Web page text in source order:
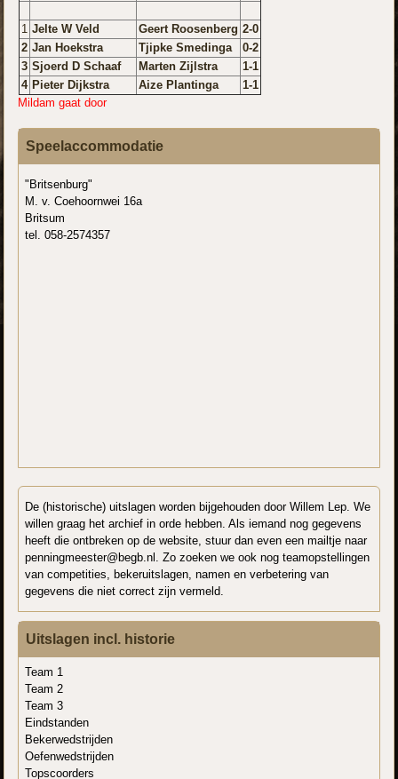
1 Jelte W Veld Geert Roosenberg 2-0
2 Jan Hoekstra Tjipke Smedinga
0-2
3 Sjoerd D Schaaf Marten Zijlstra
1-1
4 Pieter Dijkstra Aize Plantinga
1-1
Mildam gaat door
Speelaccommodatie
"Britsenburg"
M. v. Coehoornwei 16a
Britsum
tel. 058-2574357
De (historische) uitslagen worden bijgehouden door Willem Lep. We
willen graag het archief in orde hebben. Als iemand nog gegevens
heeft die ontbreken op de website, stuur dan even een mailtje naar
penningmeester@begb.nl. Zo zoeken we ook nog teamopstellingen
van competities, bekeruitslagen, namen en verbetering van
gegevens die niet correct zijn vermeld.
Uitslagen incl. historie
Team 1
Team 2
Team 3
Eindstanden
Bekerwedstrijden
Oefenwedstrijden
Topscoorders